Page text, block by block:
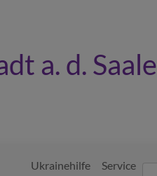
a. d. Saale
Ukrainehilfe ServiceSuche